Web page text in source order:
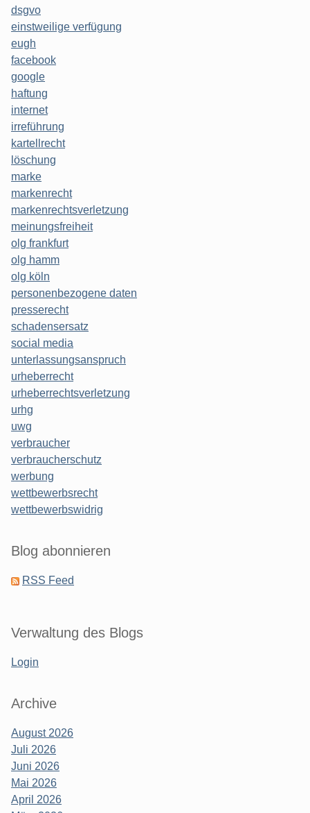
dsgvo
einstweilige verfügung
eugh
facebook
google
haftung
internet
irreführung
kartellrecht
löschung
marke
markenrecht
markenrechtsverletzung
meinungsfreiheit
olg frankfurt
olg hamm
olg köln
personenbezogene daten
presserecht
schadensersatz
social media
unterlassungsanspruch
urheberrecht
urheberrechtsverletzung
urhg
uwg
verbraucher
verbraucherschutz
werbung
wettbewerbsrecht
wettbewerbswidrig
Blog abonnieren
RSS Feed
Verwaltung des Blogs
Login
Archive
August 2026
Juli 2026
Juni 2026
Mai 2026
April 2026